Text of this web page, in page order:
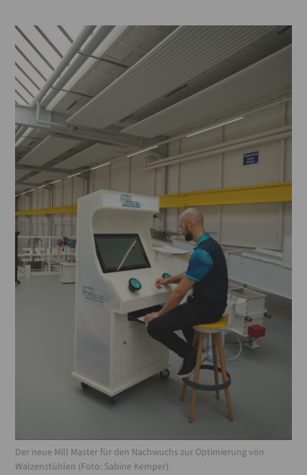
Der neue Mill Master für den Nachwuchs zur Optimierung von
Walzenstühlen (Foto: Sabine Kemper).